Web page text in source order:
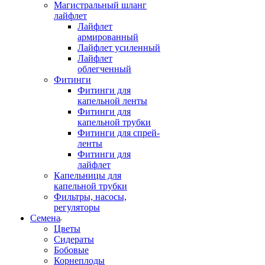
Магистральный шланг
лайфлет
Лайфлет
армированный
Лайфлет усиленный
Лайфлет
облегченный
Фитинги
Фитинги для
капельной ленты
Фитинги для
капельной трубки
Фитинги для спрей-
ленты
Фитинги для
лайфлет
Капельницы для
капельной трубки
Фильтры, насосы,
регуляторы
Семена
Цветы
Сидераты
Бобовые
Корнеплоды